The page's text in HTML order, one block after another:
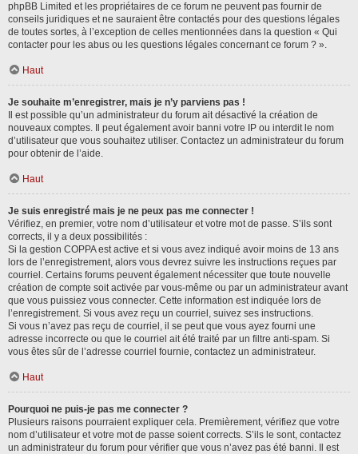
phpBB Limited et les propriétaires de ce forum ne peuvent pas fournir de
conseils juridiques et ne sauraient être contactés pour des questions légales
de toutes sortes, à l’exception de celles mentionnées dans la question « Qui
contacter pour les abus ou les questions légales concernant ce forum ? ».
Haut
Je souhaite m’enregistrer, mais je n’y parviens pas !
Il est possible qu’un administrateur du forum ait désactivé la création de
nouveaux comptes. Il peut également avoir banni votre IP ou interdit le nom
d’utilisateur que vous souhaitez utiliser. Contactez un administrateur du forum
pour obtenir de l’aide.
Haut
Je suis enregistré mais je ne peux pas me connecter !
Vérifiez, en premier, votre nom d’utilisateur et votre mot de passe. S’ils sont
corrects, il y a deux possibilités :
Si la gestion COPPA est active et si vous avez indiqué avoir moins de 13 ans
lors de l’enregistrement, alors vous devrez suivre les instructions reçues par
courriel. Certains forums peuvent également nécessiter que toute nouvelle
création de compte soit activée par vous-même ou par un administrateur avant
que vous puissiez vous connecter. Cette information est indiquée lors de
l’enregistrement. Si vous avez reçu un courriel, suivez ses instructions.
Si vous n’avez pas reçu de courriel, il se peut que vous ayez fourni une
adresse incorrecte ou que le courriel ait été traité par un filtre anti-spam. Si
vous êtes sûr de l’adresse courriel fournie, contactez un administrateur.
Haut
Pourquoi ne puis-je pas me connecter ?
Plusieurs raisons pourraient expliquer cela. Premièrement, vérifiez que votre
nom d’utilisateur et votre mot de passe soient corrects. S’ils le sont, contactez
un administrateur du forum pour vérifier que vous n’avez pas été banni. Il est